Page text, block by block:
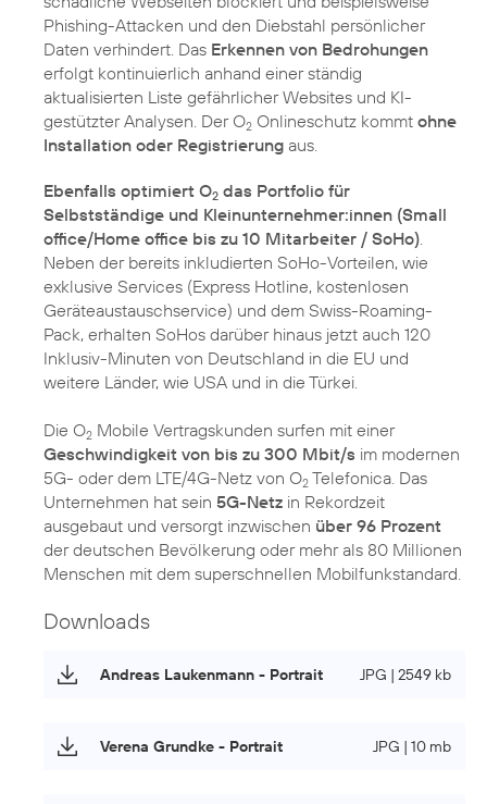
Phishing-Attacken und den Diebstahl persönlicher
Daten verhindert. Das Erkennen von Bedrohungen
erfolgt kontinuierlich anhand einer ständig
aktualisierten Liste gefährlicher Websites und KI-
gestützter Analysen. Der O2 Onlineschutz kommt ohne
Installation oder Registrierung aus.
Ebenfalls optimiert O2 das Portfolio für
Selbstständige und Kleinunternehmer:innen (Small
office/Home office bis zu 10 Mitarbeiter / SoHo)
Neben der bereits inkludierten SoHo-Vorteilen, wie
exklusive Services (Express Hotline, kostenlosen
Geräteaustauschservice) und dem Swiss-Roaming-
Pack, erhalten SoHos darüber hinaus jetzt auch 120
Inklusiv-Minuten von Deutschland in die EU und
weitere Länder, wie USA und in die Türkei.
Die O2 Mobile Vertragskunden surfen mit einer
Geschwindigkeit von bis zu 300 Mbit/s im modernen
5G- oder dem LTE/4G-Netz von O2 Telefonica. Das
Unternehmen hat sein 5G-Netz in Rekordzeit
ausgebaut und versorgt inzwischen über 96 Prozent
der deutschen Bevölkerung oder mehr als 80 Millionen
Menschen mit dem superschnellen Mobilfunkstandard.
Downloads
Andreas Laukenmann - Portrait JPG | 2549 kb
Verena Grundke - Portrait JPG | 10 mb